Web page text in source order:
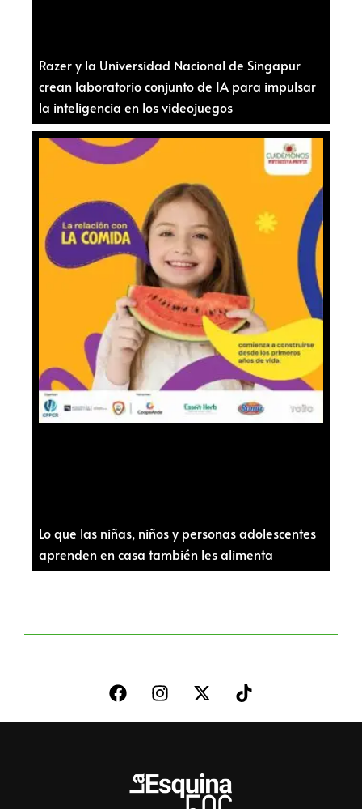
Razer y la Universidad Nacional de Singapur
crean laboratorio conjunto de IA para impulsar
la inteligencia en los videojuegos
Lo que las niñas, niños y personas adolescentes
aprenden en casa también les alimenta